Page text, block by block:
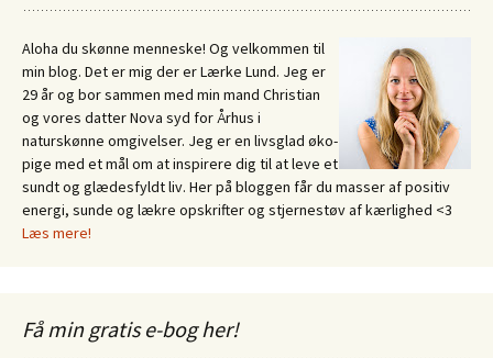
Aloha du skønne menneske! Og velkommen til
min blog. Det er mig der er Lærke Lund. Jeg er
29 år og bor sammen med min mand Christian
og vores datter Nova syd for Århus i
naturskønne omgivelser. Jeg er en livsglad øko-
pige med et mål om at inspirere dig til at leve et
sundt og glædesfyldt liv. Her på bloggen får du masser af positiv
energi, sunde og lækre opskrifter og stjernestøv af kærlighed <3
Læs mere!
Få min gratis e-bog her!